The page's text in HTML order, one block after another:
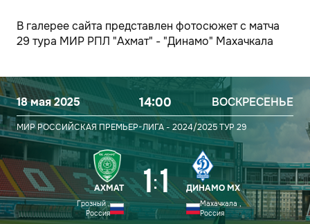
В галерее сайта представлен фотосюжет с матча
29 тура МИР РПЛ "Ахмат" - "Динамо" Махачкала
18 мая 2025 14:00 ВОСКРЕСЕНЬЕ
МИР РОССИЙСКАЯ ПРЕМЬЕР-ЛИГА - 2024/2025ТУР 29
АХМАТ
Грозный ,
Россия
1:1 ДИНАМО МХ
Махачкала ,
Россия